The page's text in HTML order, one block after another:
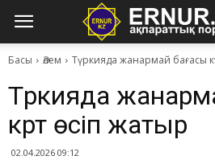
Басы Әлем ​Түркияда жанармай бағасы
​Түркияда
күрт өсіп жатыр
02.04.2026 09:12